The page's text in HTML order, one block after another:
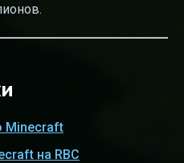
Minecraft
на RBC